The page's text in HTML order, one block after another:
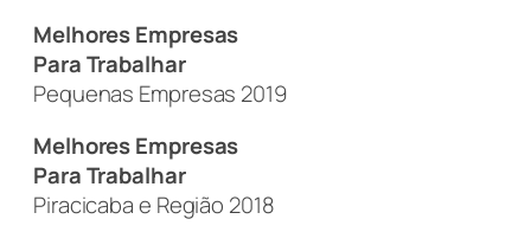
Melhores Empresas
Para Trabalhar
Pequenas Empresas 2019
Melhores Empresas
Para Trabalhar
Piracicaba e Região 2018